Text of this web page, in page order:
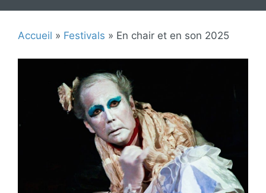
Accueil » Festivals » En chair et en son 2025